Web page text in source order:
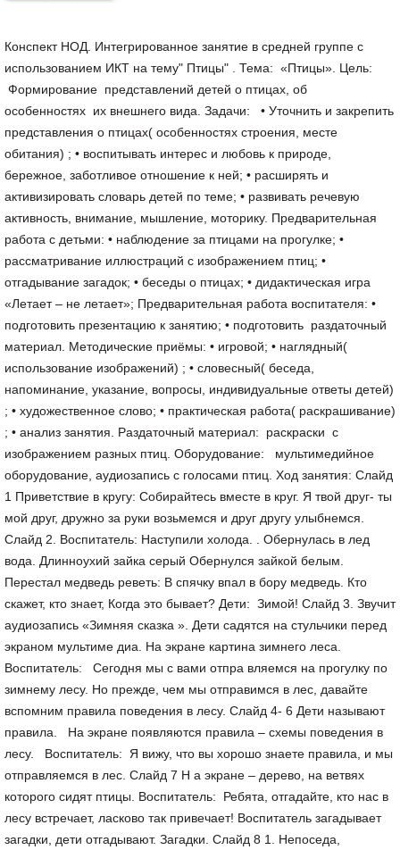
Конспект НОД. Интегрированное занятие в средней группе с
использованием ИКТ на тему" Птицы" . Тема: «Птицы». Цель:
Формирование представлений детей о птицах, об
особенностях их внешнего вида. Задачи: • Уточнить и закрепить
представления о птицах( особенностях строения, месте
обитания) ; • воспитывать интерес и любовь к природе,
бережное, заботливое отношение к ней; • расширять и
активизировать словарь детей по теме; • развивать речевую
активность, внимание, мышление, моторику. Предварительная
работа с детьми: • наблюдение за птицами на прогулке; •
рассматривание иллюстраций с изображением птиц; •
отгадывание загадок; • беседы о птицах; • дидактическая игра
«Летает – не летает»; Предварительная работа воспитателя: •
подготовить презентацию к занятию; • подготовить раздаточный
материал. Методические приёмы: • игровой; • наглядный(
использование изображений) ; • словесный( беседа,
напоминание, указание, вопросы, индивидуальные ответы детей)
; • художественное слово; • практическая работа( раскрашивание)
; • анализ занятия. Раздаточный материал: раскраски с
изображением разных птиц. Оборудование: мультимедийное
оборудование, аудиозапись с голосами птиц. Ход занятия: Слайд
1 Приветствие в кругу: Собирайтесь вместе в круг. Я твой друг- ты
мой друг, дружно за руки возьмемся и друг другу улыбнемся.
Слайд 2. Воспитатель: Наступили холода. . Обернулась в лед
вода. Длинноухий зайка серый Обернулся зайкой белым.
Перестал медведь реветь: В спячку впал в бору медведь. Кто
скажет, кто знает, Когда это бывает? Дети: Зимой! Слайд 3. Звучит
аудиозапись «Зимняя сказка ». Дети садятся на стульчики перед
экраном мультиме диа. На экране картина зимнего леса.
Воспитатель: Сегодня мы с вами отпра вляемся на прогулку по
зимнему лесу. Но прежде, чем мы отправимся в лес, давайте
вспомним правила поведения в лесу. Слайд 4- 6 Дети называют
правила. На экране появляются правила – схемы поведения в
лесу. Воспитатель: Я вижу, что вы хорошо знаете правила, и мы
отправляемся в лес. Слайд 7 Н а экране – дерево, на ветвях
которого сидят птицы. Воспитатель: Ребята, отгадайте, кто нас в
лесу встречает, ласково так привечает! Воспитатель загадывает
загадки, дети отгадывают. Загадки. Слайд 8 1. Непоседа,